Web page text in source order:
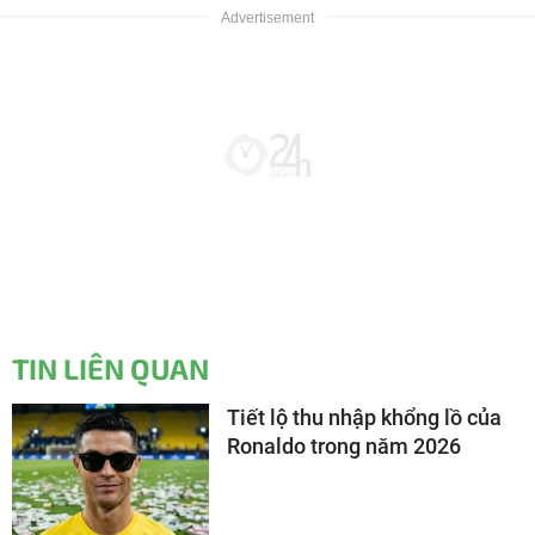
TIN LIÊN QUAN
Tiết lộ thu nhập khổng lồ của
Ronaldo trong năm 2026